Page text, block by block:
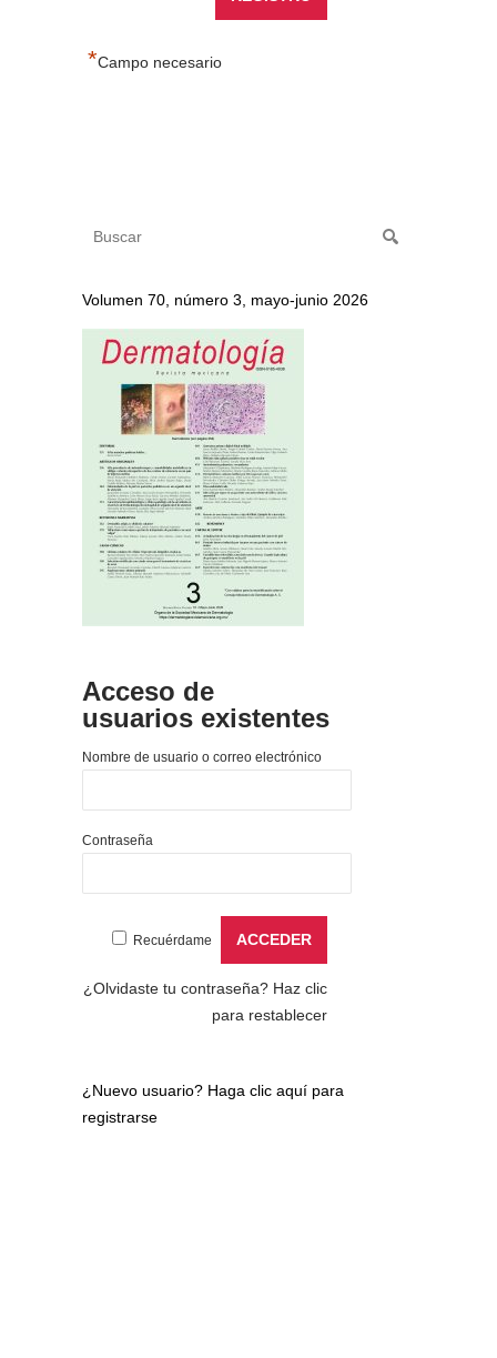
*Campo necesario
Volumen 70, número 3, mayo-junio 2026
Acceso de
usuarios existentes
Nombre de usuario o correo electrónico
Contraseña
Recuérdame
¿Olvidaste tu contraseña? Haz clic
para restablecer
¿Nuevo usuario? Haga clic aquí para
registrarse